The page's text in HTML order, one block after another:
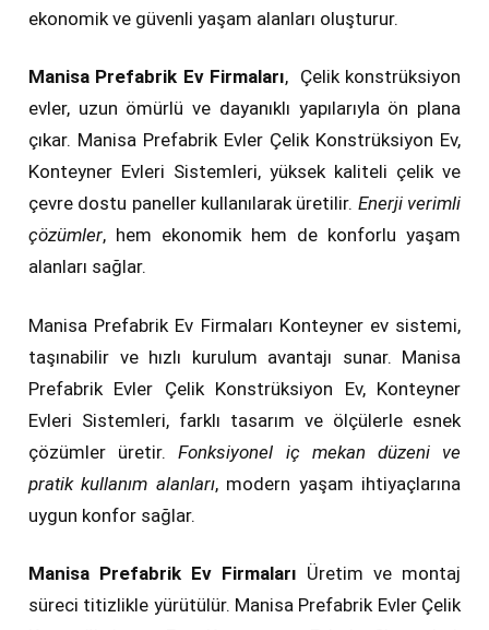
ekonomik ve güvenli yaşam alanları oluşturur.
Manisa Prefabrik Ev Firmaları, Çelik konstrüksiyon
evler, uzun ömürlü ve dayanıklı yapılarıyla ön plana
çıkar. Manisa Prefabrik Evler Çelik Konstrüksiyon Ev,
Konteyner Evleri Sistemleri, yüksek kaliteli çelik ve
çevre dostu paneller kullanılarak üretilir. Enerji verimli
çözümler, hem ekonomik hem de konforlu yaşam
alanları sağlar.
Manisa Prefabrik Ev Firmaları Konteyner ev sistemi,
taşınabilir ve hızlı kurulum avantajı sunar. Manisa
Prefabrik Evler Çelik Konstrüksiyon Ev, Konteyner
Evleri Sistemleri, farklı tasarım ve ölçülerle esnek
çözümler üretir.Fonksiyonel iç mekan düzeni ve
pratik kullanım alanları, modern yaşam ihtiyaçlarına
uygun konfor sağlar.
Manisa Prefabrik Ev Firmaları Üretim ve montaj
süreci titizlikle yürütülür. Manisa Prefabrik Evler Çelik